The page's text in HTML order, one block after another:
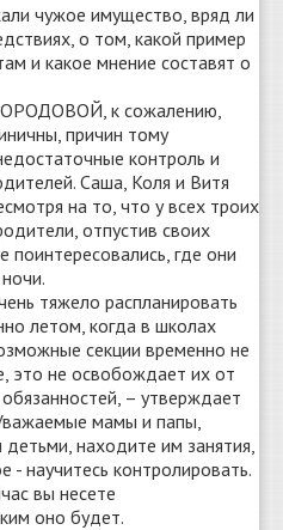
чужое имущество, вряд ли
о том, какой пример
и какое мнение составят о
к сожалению,
причин тому
контроль и
Саша, Коля и Витя
на то, что у всех троих
отпустив своих
поинтересовались, где они
тяжело распланировать
летом, когда в школах
секции временно не
это не освобождает их от
– утверждает
мамы и папы,
находите им занятия,
- научитесь контролировать.
вы несете
оно будет.